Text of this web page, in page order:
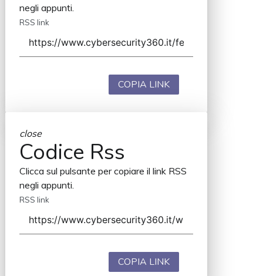
negli appunti.
RSS link
COPIA LINK
close
Codice Rss
Clicca sul pulsante per copiare il link RSS
negli appunti.
RSS link
COPIA LINK